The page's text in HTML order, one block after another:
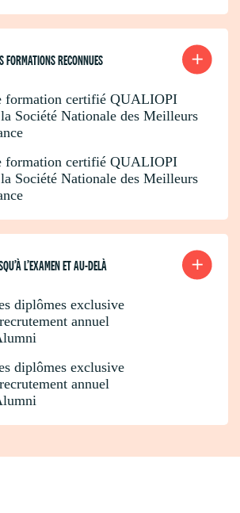
FORMATIONS RECONNUES
formation certifié QUALIOPI
la Société Nationale des Meilleurs
formation certifié QUALIOPI
la Société Nationale des Meilleurs
L’EXAMEN ET AU-DELÀ
diplômes exclusive
annuel
diplômes exclusive
annuel